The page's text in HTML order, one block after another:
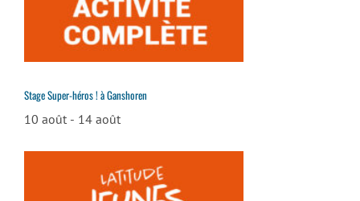
Stage Super-héros ! à Ganshoren
10 août - 14 août